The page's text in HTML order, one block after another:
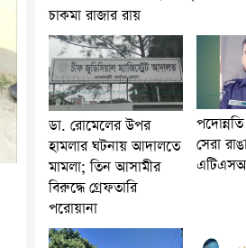
চাকমা রাজার রায়
ডা. রোমেলের উপর
হামলার ঘটনায় আদালতে
মামলা; তিন আসামীর
বিরুদ্ধে গ্রেফতারি
পরোয়ানা
সেরা